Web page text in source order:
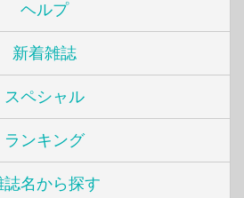
ヘルプ
新着雑誌
スペシャル
ランキング
誌名から探す